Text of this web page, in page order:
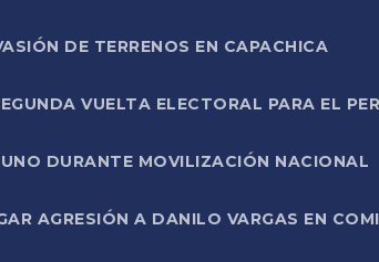
DE TERRENOS EN CAPACHICA
VUELTA ELECTORAL PARA EL
DURANTE MOVILIZACIÓN NACIONAL
AGRESIÓN A DANILO VARGAS EN